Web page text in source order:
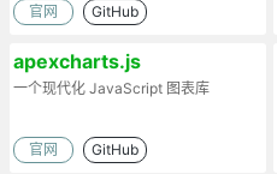
官网 GitHub
apexcharts.js
一个现代化 JavaScript 图表库
官网 GitHub